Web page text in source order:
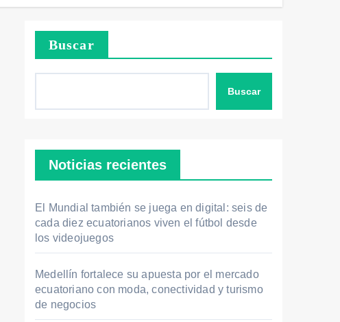
Buscar
Buscar
Noticias recientes
El Mundial también se juega en digital: seis de
cada diez ecuatorianos viven el fútbol desde
los videojuegos
Medellín fortalece su apuesta por el mercado
ecuatoriano con moda, conectividad y turismo
de negocios